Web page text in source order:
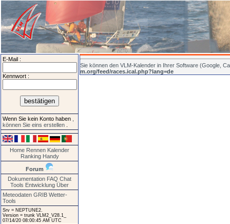
E-Mail :
Kennwort :
Wenn Sie kein Konto haben
können Sie eins erstellen
Home Rennen Kalender
Ranking Handy
Forum
Dokumentation FAQ Chat
Tools Entwicklung Über
Meteodaten GRIB Wetter-
Tools
Srv = NEPTUNE2.
Version = trunk VLM2_V28.1_
07/14/20 08:00:45 AM UTC
Sie können den VLM-Kalender in Ihrer Software (Google,
m.org/feed/races.ical.php?lang=de